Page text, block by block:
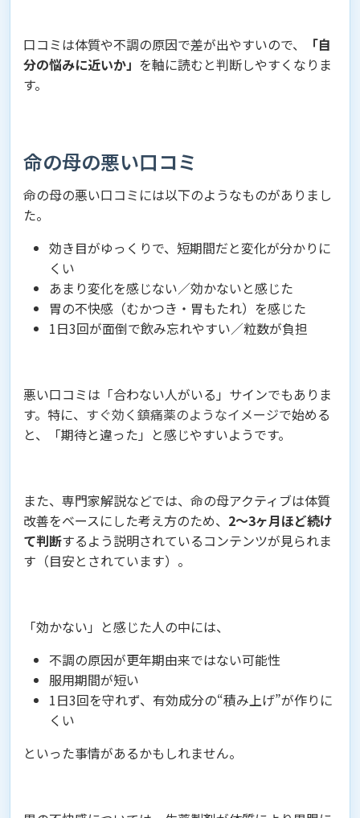
口コミは体質や不調の原因で差が出やすいので、
「自
分の悩みに近いか」 を軸に読むと判断しやすくなりま
す。
命の母の悪い口コミ
命の母の悪い口コミには以下のようなものがありまし
た。
効き目がゆっくりで、短期間だと変化が分かりに
くい
あまり変化を感じない／効かないと感じた
胃の不快感（むかつき・胃もたれ）を感じた
1日3回が面倒で飲み忘れやすい／粒数が負担
悪い口コミは「合わない人がいる」サインでもありま
す。特に、 すぐ効く鎮痛薬のようなイメージで始める
と、「期待と違った」と感じやすいようです。
また、専門家解説などでは、命の母アクティブは体質
改善をベースにした考え方のため、 2〜3ヶ月ほど続け
て判断するよう説明されているコンテンツが見られま
す（目安とされています）。
「効かない」と感じた人の中には、
不調の原因が更年期由来ではない可能性
服用期間が短い
1日3回を守れず、有効成分の“積み上げ”が作りに
くい
といった事情があるかもしれません。